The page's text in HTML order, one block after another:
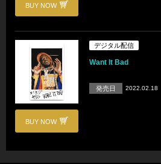
BUY NOW
BUY NOW
デジタル配信
Want It Bad
発売日 2022.02.18